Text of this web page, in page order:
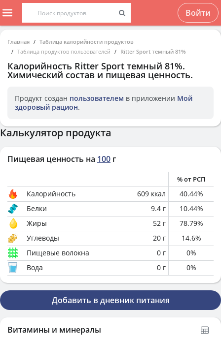
Войти
Главная
Таблица калорийности продуктов
Таблица продуктов пользователей
Ritter Sport темный 81%
Калорийность Ritter Sport темный 81%.
Химический состав и пищевая ценность.
Продукт создан пользователем в приложении Мой
здоровый рацион.
Калькулятор продукта
Пищевая ценность на 100 г
% от РСП
Калорийность 609 ккал 40.44%
Белки
9.4 г 10.44%
Жиры
52 г 78.79%
Углеводы
20 г 14.6%
Пищевые волокна
0 г 0%
Вода
0 г 0%
Добавить в дневник питания
Витамины и минералы